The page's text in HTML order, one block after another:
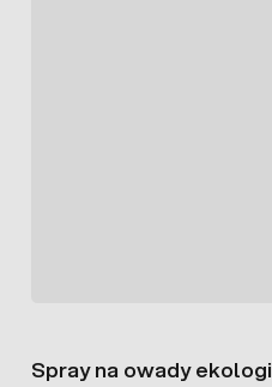
Spray na owady